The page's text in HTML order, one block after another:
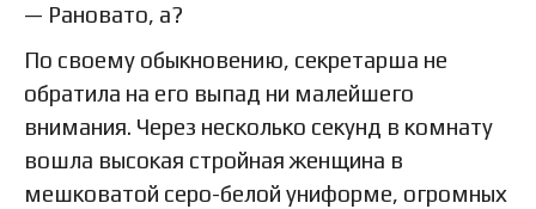
— Рановато, а?
По своему обыкновению, секретарша не
обратила на его выпад ни малейшего
внимания. Через несколько секунд в комнату
вошла высокая стройная женщина в
мешковатой серо-белой униформе, огромных